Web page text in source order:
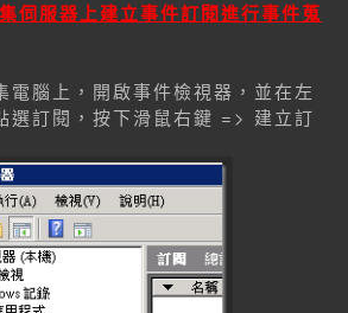
伺服器上建立事件訂閱進行事件蒐
電腦上，開啟事件檢視器，並在左
選訂閱，按下滑鼠右鍵 => 建立訂